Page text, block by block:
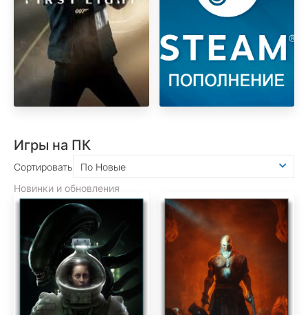
007 First Light
АВТОМАТИЧЕСКОЕ
ПОПОЛНЕНИЕ БАЛАНСА
STEAM STEAM РФ-КЗ-UA-
Игры на ПК
Новинки и обновления
Сортировать По Новые